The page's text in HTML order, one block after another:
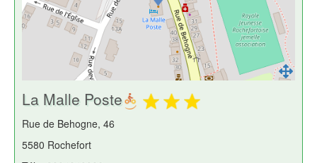
La Malle Poste
Rue de Behogne, 46
5580 Rochefort